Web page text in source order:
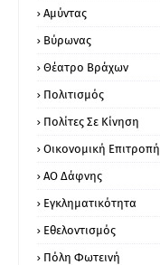
Αμύντας
Βύρωνας
Θέατρο Βράχων
Πολιτισμός
Πολίτες Σε Κίνηση
Οικονομική Επιτροπή
ΑΟ Δάφνης
Εγκληματικότητα
Εθελοντισμός
Πόλη Φωτεινή